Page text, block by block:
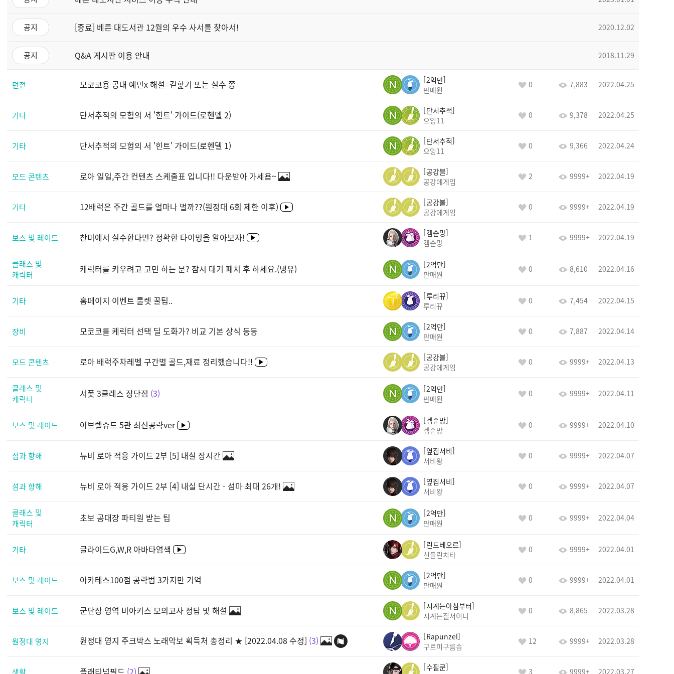
공지 [종료] 베른 대도서관 12월의 우수 사서를 찾아서! 2020.12.02
공지 Q&A 게시판 이용 안내 2018.11.29
던전 모코코용 공대 예민x 해설=겉핥기 또는 실수 쫑
2억만
판매원
0 7,883 2022.04.25
기타 단서추적의 모험의 서 '힌트' 가이드(로헨델 2)
단서추적
으잉11
0 9,378 2022.04.25
기타 단서추적의 모험의 서 '힌트' 가이드(로헨델 1)
단서추적
으잉11
0 9,366 2022.04.24
모드 콘텐츠 로아 일일,주간 컨텐츠 스케줄표 입니다!! 다운받아 가세욥~
공강블
공강에게임
2 9999+ 2022.04.19
기타 12배럭은 주간 골드를 얼마나 벌까??(원정대 6회 제한 이후)
공강블
공강에게임
0 9999+ 2022.04.19
보스 및 레이드 찬미에서 실수한다면? 정확한 타이밍을 알아보자!
겜순망
겜순망
1 9999+ 2022.04.19
클래스 및
캐릭터
캐릭터를 키우려고 고민 하는 분? 잠시 대기 패치 후 하세요.(냉유)
2억만
판매원
0 8,610 2022.04.16
기타 홈페이지 이벤트 룰렛 꿀팁..
루리뀨
루리뀨
0 7,454 2022.04.15
장비 모코코를 케릭터 선택 딜 도화가? 비교 기본 상식 등등
2억만
판매원
0 7,887 2022.04.14
모드 콘텐츠 로아 배럭주차레벨 구간별 골드,재료 정리했습니다!!
공강블
공강에게임
0 9999+ 2022.04.13
클래스 및
캐릭터
서폿 3클레스 장단점 3
2억만
판매원
0 9999+ 2022.04.11
보스 및 레이드 아브렐슈드 5관 최신공략ver
겜순망
겜순망
0 9999+ 2022.04.10
섬과 항해 뉴비 로아 적응 가이드 2부 [5] 내실 장시간
옆집서비
서비왕
0 9999+ 2022.04.07
섬과 항해 뉴비 로아 적응 가이드 2부 [4] 내실 단시간 - 섬마 최대 26개!
옆집서비
서비왕
0 9999+ 2022.04.07
클래스 및
캐릭터
초보 공대장 파티원 받는 팁
2억만
판매원
0 9999+ 2022.04.04
기타 글라이드G,W,R 아바타염색
린드베오르
신들린치타
0 9999+ 2022.04.01
보스 및 레이드 아카테스100점 공략법 3가지만 기억
2억만
판매원
0 9999+ 2022.04.01
보스 및 레이드 군단장 영역 비아키스 모의고사 정답 및 해설
시계는아침부터
시계는질서이니
0 8,865 2022.03.28
원정대 영지 원정대 영지 주크박스 노래악보 획득처 총정리 ★ [2022.04.08 수정] 3
Rapunzel
구르미구름솜
12 9999+ 2022.03.28
플래티넘필드 2
수필쿤
3 9999+ 2022.03.27